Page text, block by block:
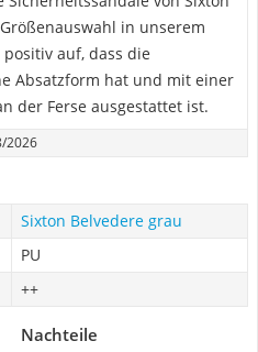
in unserem
auf, dass die
Absatzform hat und mit einer
der Ferse ausgestattet ist.
2026
Sixton Belvedere grau
PU
++
Nachteile